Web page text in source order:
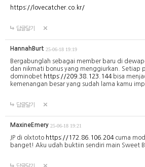
https://lovecatcher.co.kr/
답글달기
HannahBurt 25-06-18 19:19
Bergabunglah sebagai member baru di
dan nikmati bonus yang menggiurkan. Setiap
dominobet https://209.38.123.144bisa
kemenangan besar yang sudah lama kamu
답글달기
MaxineEmery 25-06-18 19:21
JP di olxtoto https://172.86.106.204cuma
banget! Aku udah buktiin sendiri main Sweet